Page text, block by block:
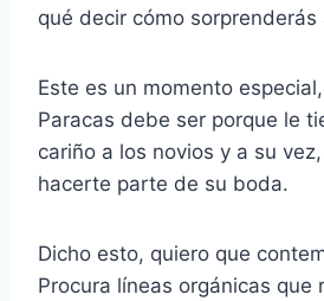
qué decir cómo sorprenderás
Este es un momento
Paracas debe ser porque le
cariño a los novios y a su
hacerte parte de su boda.
Dicho esto, quiero que
Procura líneas orgánicas que